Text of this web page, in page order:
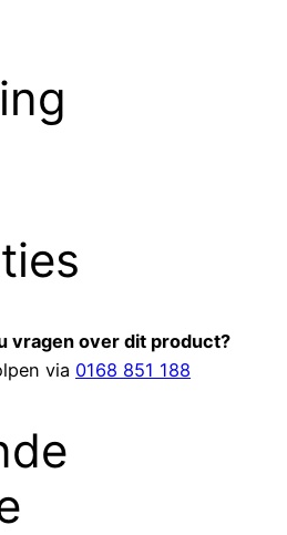
vragen over dit product?
via 0168 851 188